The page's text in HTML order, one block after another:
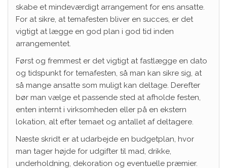
skabe et mindeværdigt arrangement for ens ansatte.
For at sikre, at temafesten bliver en succes, er det
vigtigt at lægge en god plan i god tid inden
arrangementet.
Først og fremmest er det vigtigt at fastlægge en dato
og tidspunkt for temafesten, så man kan sikre sig, at
så mange ansatte som muligt kan deltage. Derefter
bør man vælge et passende sted at afholde festen,
enten internt i virksomheden eller på en ekstern
lokation, alt efter temaet og antallet af deltagere.
Næste skridt er at udarbejde en budgetplan, hvor
man tager højde for udgifter til mad, drikke,
underholdning, dekoration og eventuelle præmier.